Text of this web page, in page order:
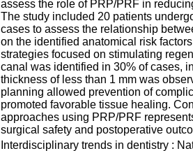
assess the role of PRP/PRF in
The study included 20 patients
cases to assess the relationship
on the identified anatomical risk
strategies focused on stimulating
canal was identified in 30% of cases,
thickness of less than 1 mm was
planning allowed prevention of
promoted favorable tissue healing.
approaches using PRP/PRF
surgical safety and postoperative
Interdisciplinary trends in dentistry :